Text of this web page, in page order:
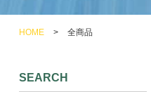
HOME > 全商品
SEARCH